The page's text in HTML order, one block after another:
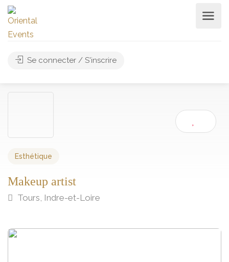
Se connecter / S'inscrire
Esthétique
Makeup artist
Tours, Indre-et-Loire